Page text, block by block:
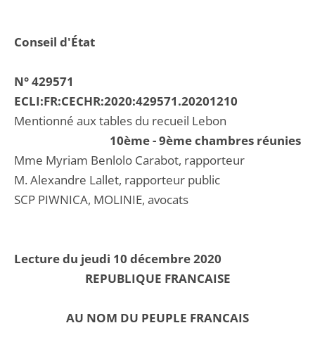
Conseil d'État
N° 429571
ECLI:FR:CECHR:2020:429571.20201210
Mentionné aux tables du recueil Lebon
10ème - 9ème chambres réunies
Mme Myriam Benlolo Carabot, rapporteur
M. Alexandre Lallet, rapporteur public
SCP PIWNICA, MOLINIE, avocats
Lecture du jeudi 10 décembre 2020
REPUBLIQUE FRANCAISE
AU NOM DU PEUPLE FRANCAIS